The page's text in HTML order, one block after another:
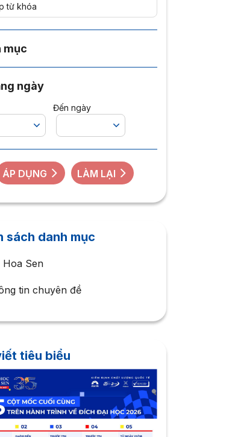
mục
ngày
Đến ngày
ÁP DỤNG LÀM LẠI
sách danh mục
Hoa Sen
tin chuyên đề
tiêu biểu